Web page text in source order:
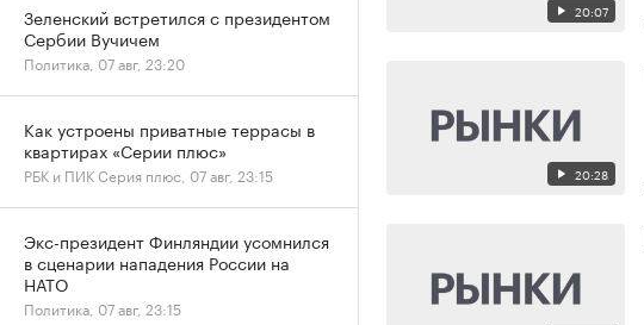
20:07
20:28
Зеленский встретился с президентом
Сербии Вучичем
Политика, 07 авг, 23:20
Как устроены приватные террасы в
квартирах «Серии плюс»
РБК и ПИК Серия плюс, 07 авг, 23:15
Экс-президент Финляндии усомнился
в сценарии нападения России на
НАТО
Политика, 07 авг, 23:15